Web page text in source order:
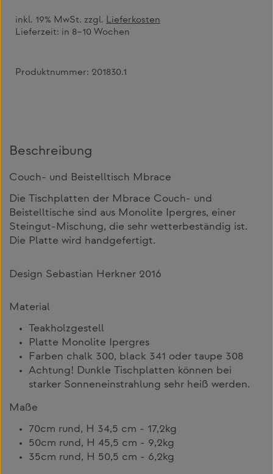
inkl. 19% MwSt. zzgl. Lieferkosten
Lieferzeit: in 8–10 Wochen
Produktnummer: 201830.1
Beschreibung
Couch- und Beistelltisch Mbrace
Die Tischplatten der Mbrace Couch- und
Beistelltische sind aus Monolite Ipergres, einer
Steingut-Mischung, die sehr wetterbeständig ist.
Die Platte wird handgefertigt.
Design Sebastian Herkner 2016
Material
Teakholzgestell
Platte Monolite Ipergres
Farben chalk 300, black 341 oder taupe 308
Achtung! Dunkle Tischplatten können bei
starker Sonneneinstrahlung sehr heiß werden.
Maße
70cm rund, H 34,5 cm - 17,2kg
50cm rund, H 45,5 cm - 9,2kg
35cm rund, H 50,5 cm - 6,2kg